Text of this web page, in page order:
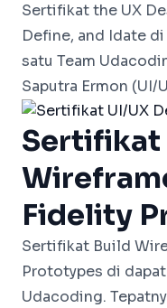
Sertifikat the UX
Define, and Idate di
satu Team
Saputra Ermon
Sertifikat
Fidelity
Sertifikat Build
Prototypes di
Udacoding.